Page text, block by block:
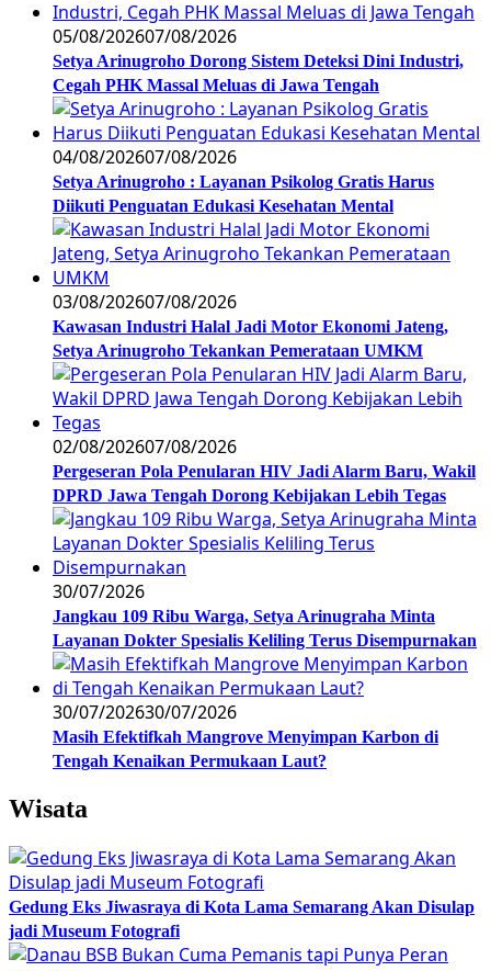
05/08/202607/08/2026
Setya Arinugroho Dorong Sistem Deteksi Dini Industri,
Cegah PHK Massal Meluas di Jawa Tengah
04/08/202607/08/2026
Setya Arinugroho : Layanan Psikolog Gratis Harus
Diikuti Penguatan Edukasi Kesehatan Mental
03/08/202607/08/2026
Kawasan Industri Halal Jadi Motor Ekonomi Jateng,
Setya Arinugroho Tekankan Pemerataan UMKM
02/08/202607/08/2026
Pergeseran Pola Penularan HIV Jadi Alarm Baru, Wakil
DPRD Jawa Tengah Dorong Kebijakan Lebih Tegas
30/07/2026
Jangkau 109 Ribu Warga, Setya Arinugraha Minta
Layanan Dokter Spesialis Keliling Terus Disempurnakan
30/07/202630/07/2026
Masih Efektifkah Mangrove Menyimpan Karbon di
Tengah Kenaikan Permukaan Laut?
Wisata
Gedung Eks Jiwasraya di Kota Lama Semarang Akan Disulap
jadi Museum Fotografi